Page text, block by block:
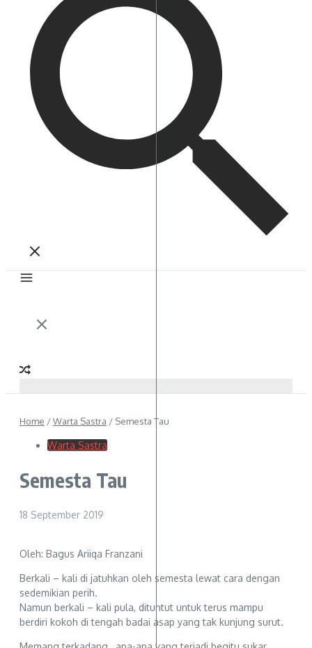
Home /Warta Sastra / Semesta Tau
Warta Sastra
Semesta Tau
18 September 2019
Oleh: Bagus Ariiqa Franzani
Berkali – kali di jatuhkan oleh semesta lewat cara dengan
sedemikian perih.
Namun berkali – kali pula, dituntut untuk terus mampu
berdiri kokoh di tengah badai asap yang tak kunjung surut.